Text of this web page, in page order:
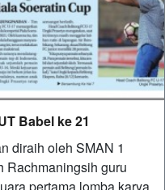
Babel ke 21
diraih oleh SMAN 1
Rachmaningsih guru
pertama lomba karya